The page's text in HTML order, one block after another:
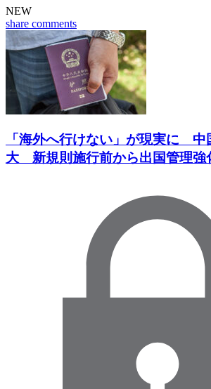
NEW
share comments
「海外へ行けない」が現実に 中
大 新規則施行前から出国管理強